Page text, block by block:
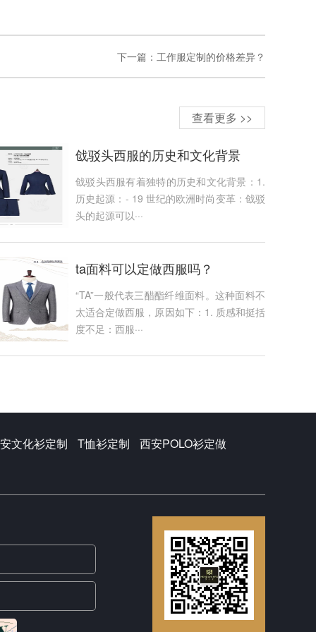
下一篇： 工作服定制的价格差异？
查看更多 >>
戗驳头西服的历史和文化背景
戗驳头西服有着独特的历史和文化背景：1.
历史起源：- 19 世纪的欧洲时尚变革：戗驳
头的起源可以···
ta面料可以定做西服吗？
“TA”一般代表三醋酯纤维面料。这种面料不
太适合定做西服，原因如下：1. 质感和挺括
度不足：西服···
文化衫定制 T恤衫定制 西安POLO衫定做